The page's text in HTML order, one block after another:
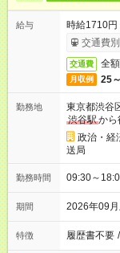
給与
時給1710
交通費
交通費 全
月収例 25
勤務地
東京都渋谷
渋谷駅から
政治・経
送局
勤務時間 09:30～
期間 2026年09
特徴 履歴書不要 /